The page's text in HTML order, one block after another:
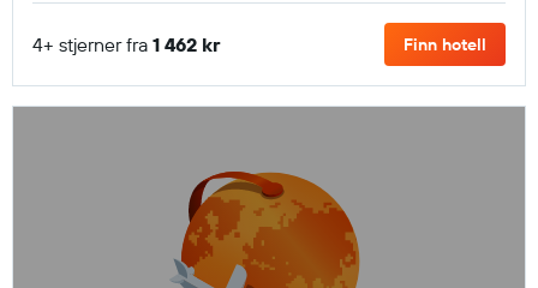
4+ stjerner fra 1 462 kr Finn hotell